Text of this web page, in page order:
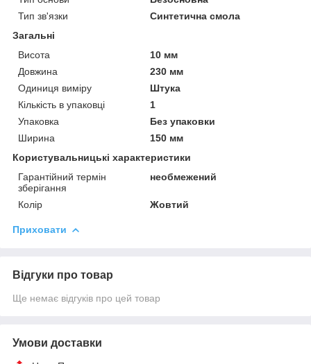
Тип зв'язки
Синтетична смола
Загальні
Висота
10 мм
Довжина
230 мм
Одиниця виміру
Штука
Кількість в упаковці
1
Упаковка
Без упаковки
Ширина
150 мм
Користувальницькі характеристики
Гарантійний термін
зберігання
необмежений
Колір Жовтий
Приховати
Відгуки про товар
Ще немає відгуків про цей товар
Умови доставки